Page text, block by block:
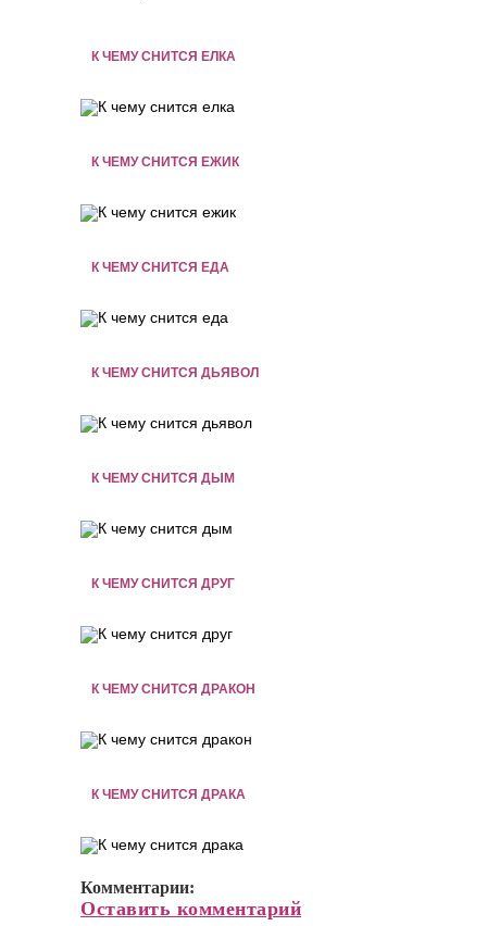
К ЧЕМУ СНИТСЯ ЕЛКА
К ЧЕМУ СНИТСЯ ЕЖИК
К ЧЕМУ СНИТСЯ ЕДА
К ЧЕМУ СНИТСЯ ДЬЯВОЛ
К ЧЕМУ СНИТСЯ ДЫМ
К ЧЕМУ СНИТСЯ ДРУГ
К ЧЕМУ СНИТСЯ ДРАКОН
К ЧЕМУ СНИТСЯ ДРАКА
Комментарии:
Оставить комментарий